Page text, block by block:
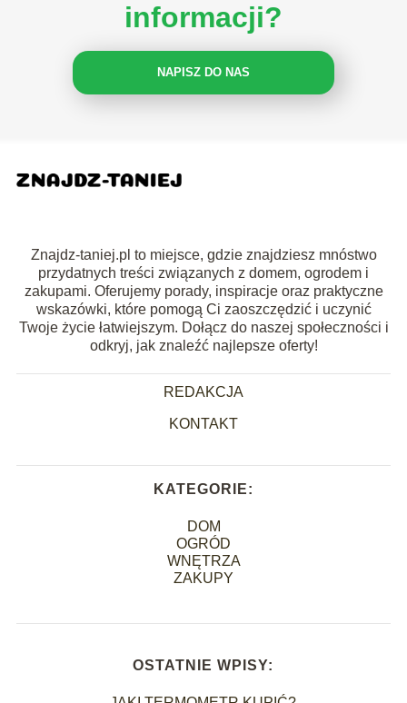
informacji?
NAPISZ DO NAS
Znajdz-taniej.pl to miejsce, gdzie znajdziesz mnóstwo
przydatnych treści związanych z domem, ogrodem i
zakupami. Oferujemy porady, inspiracje oraz praktyczne
wskazówki, które pomogą Ci zaoszczędzić i uczynić
Twoje życie łatwiejszym. Dołącz do naszej społeczności i
odkryj, jak znaleźć najlepsze oferty!
REDAKCJA
KONTAKT
KATEGORIE:
DOM
OGRÓD
WNĘTRZA
ZAKUPY
OSTATNIE WPISY: